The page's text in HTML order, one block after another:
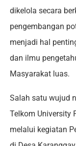
dikelola secara
pengembangan
menjadi hal
dan ilmu
Masyarakat luas.
Salah satu wujud
Telkom University
melalui kegiatan